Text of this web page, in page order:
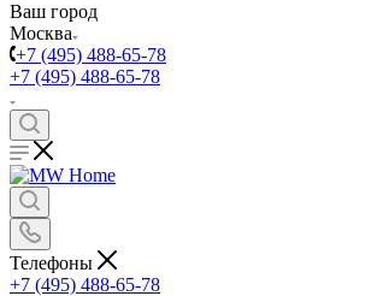
Ваш город
Москва
+7 (495) 488-65-78
+7 (495) 488-65-78
Телефоны
+7 (495) 488-65-78